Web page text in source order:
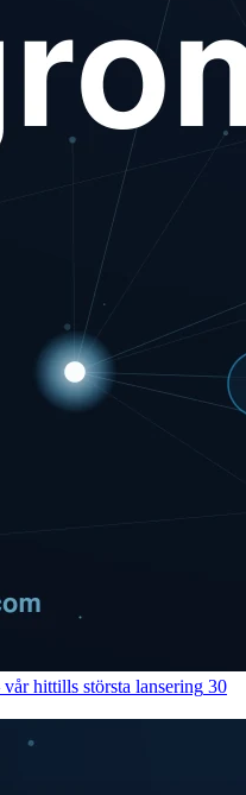
hittills största lansering 30